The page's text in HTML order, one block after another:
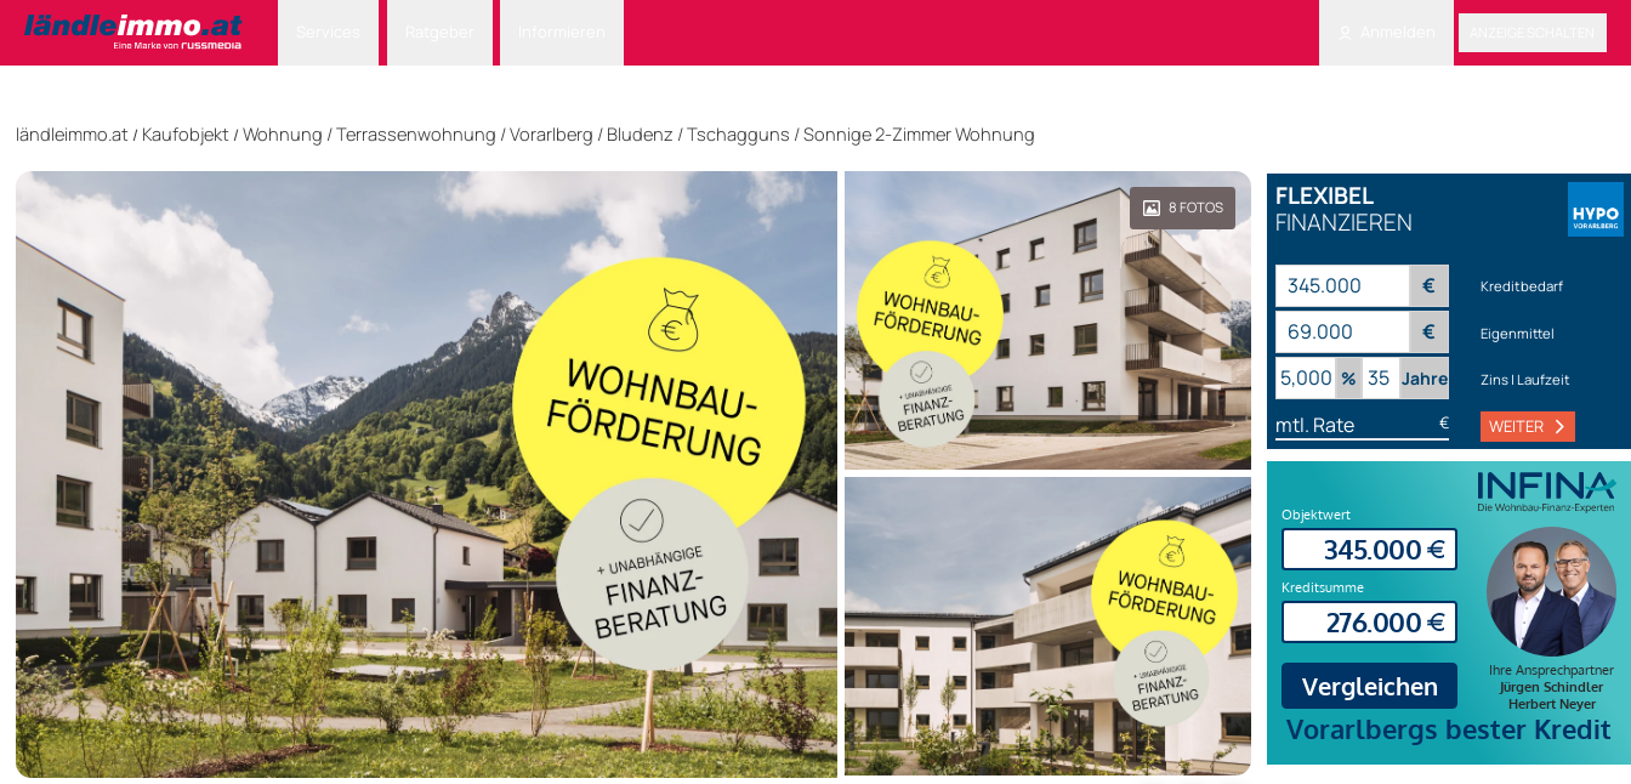
FLEXIBEL
FINANZIEREN
€ Kreditbedarf
€ Eigenmittel
% Jahre Zins | Laufzeit
mtl. Rate € WEITER
ländleimmo.at / Kaufobjekt / Wohnung /Terrassenwohnung /Vorarlberg / Bludenz / Tschagguns /Sonnige 2-Zimmer Wohnung
8FOTOS